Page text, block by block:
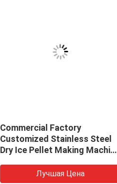
Commercial Factory
Customized Stainless Steel
Dry Ice Pellet Making Machine
Лучшая Цена